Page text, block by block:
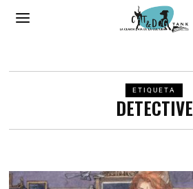
ETIQUETA
DETECTIVE